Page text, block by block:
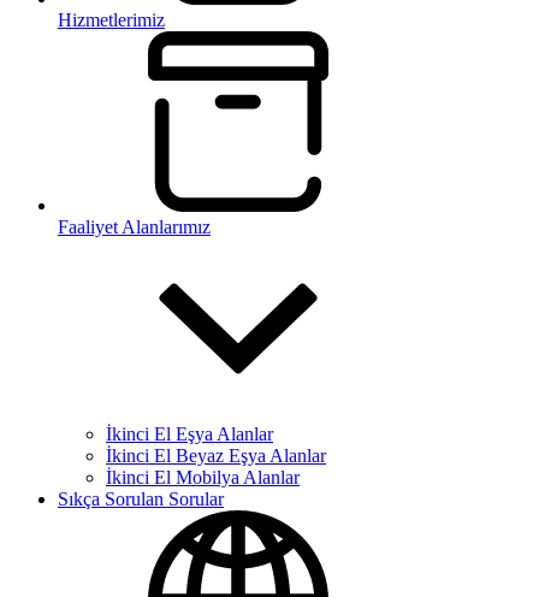
Hizmetlerimiz
Faaliyet Alanlarımız
İkinci El Eşya Alanlar
İkinci El Beyaz Eşya Alanlar
İkinci El Mobilya Alanlar
Sıkça Sorulan Sorular